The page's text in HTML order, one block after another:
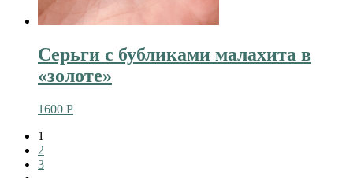
Серьги с бубликами малахита в
«золоте»
1600 Р
1
2
3